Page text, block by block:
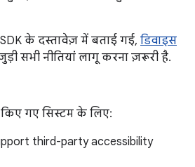
के दस्तावेज़ में बताई गई, डिवाइस
सभी नीतियां लागू करना ज़रूरी है.
गए सिस्टम के लिए:
third-party accessibility